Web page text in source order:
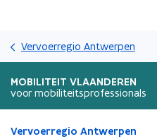
Vervoerregio Antwerpen
MOBILITEIT VLAANDEREN
voor mobiliteitsprofessionals
Gedaan
Vervoerregio Antwerpen